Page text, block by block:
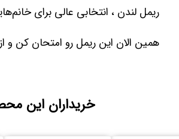
ریمل لندن ، انتخابی عالی برای
همین الان این ریمل رو امتحان کن و
خریداران این